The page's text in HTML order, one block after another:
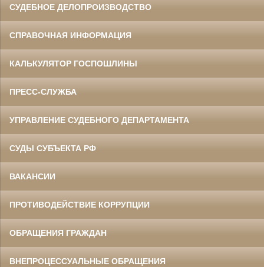
СУДЕБНОЕ ДЕЛОПРОИЗВОДСТВО
СПРАВОЧНАЯ ИНФОРМАЦИЯ
КАЛЬКУЛЯТОР ГОСПОШЛИНЫ
ПРЕСС-СЛУЖБА
УПРАВЛЕНИЕ СУДЕБНОГО ДЕПАРТАМЕНТА
СУДЫ СУБЪЕКТА РФ
ВАКАНСИИ
ПРОТИВОДЕЙСТВИЕ КОРРУПЦИИ
ОБРАЩЕНИЯ ГРАЖДАН
ВНЕПРОЦЕССУАЛЬНЫЕ ОБРАЩЕНИЯ